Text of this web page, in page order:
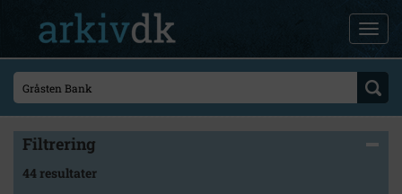
Filtrering
44 resultater